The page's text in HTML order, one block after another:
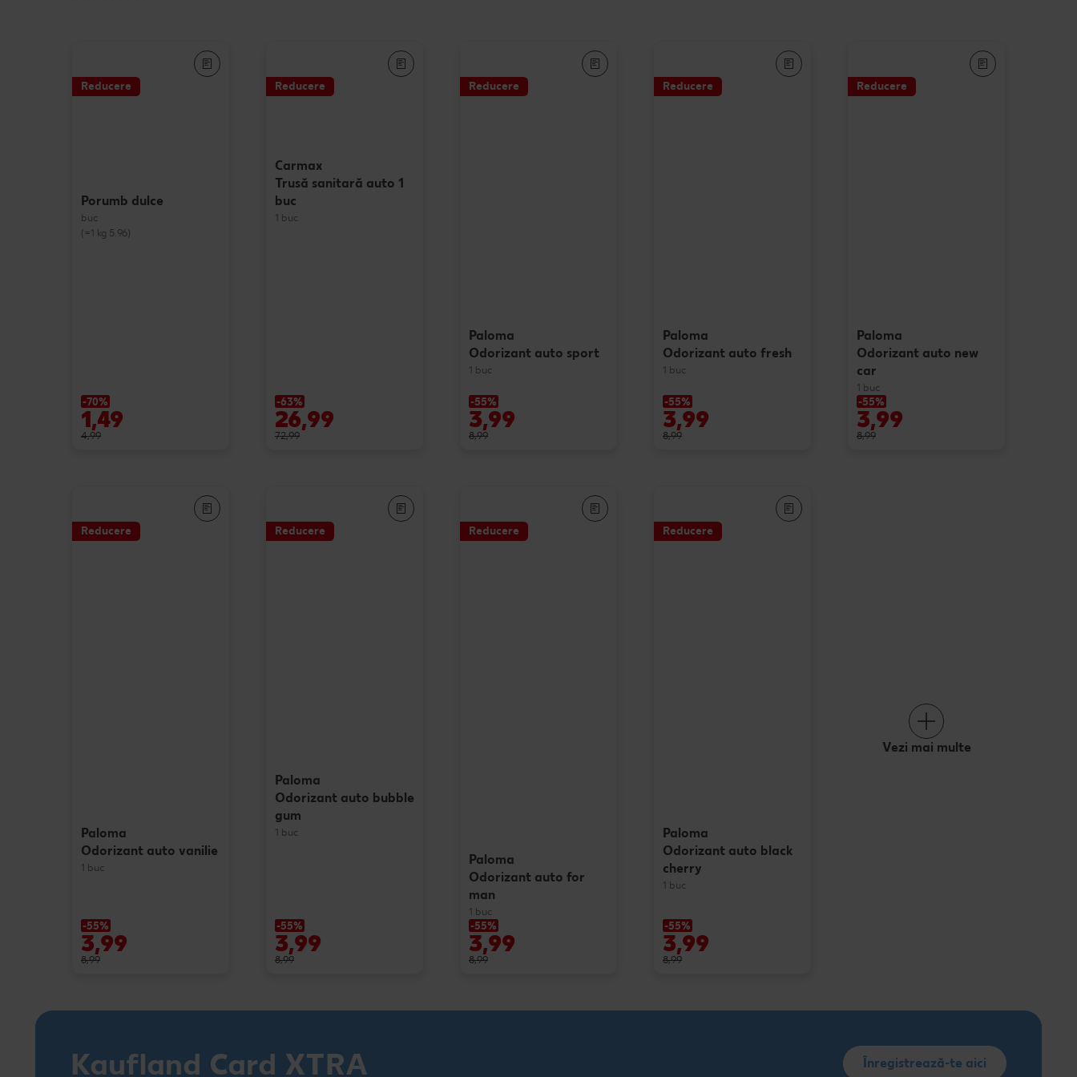
Raw vegan
calitate și preț mic
Reducere
Porumb dulce
buc
(=1 kg 5.96)
-70%
1,49
4,99
Reducere
Carmax
Trusă sanitară auto 1
buc
1 buc
-63%
26,99
72,99
Reducere
Paloma
Odorizant auto sport
1 buc
-55%
3,99
8,99
Reducere
Paloma
Odorizant auto fresh
1 buc
-55%
3,99
8,99
Reducere
Paloma
Odorizant auto new
car
1 buc
-55%
3,99
8,99
Reducere
Paloma
Odorizant auto vanilie
1 buc
-55%
3,99
8,99
Reducere
Paloma
Odorizant auto bubble
gum
1 buc
-55%
3,99
8,99
Reducere
Paloma
Odorizant auto for
man
1 buc
-55%
3,99
8,99
Reducere
Paloma
Odorizant auto black
cherry
1 buc
-55%
3,99
8,99
Vezi mai multe
Kaufland Card XTRA Înregistrează-te aici